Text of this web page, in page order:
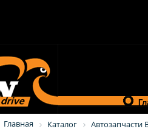
Главная Каталог Автозапчасти